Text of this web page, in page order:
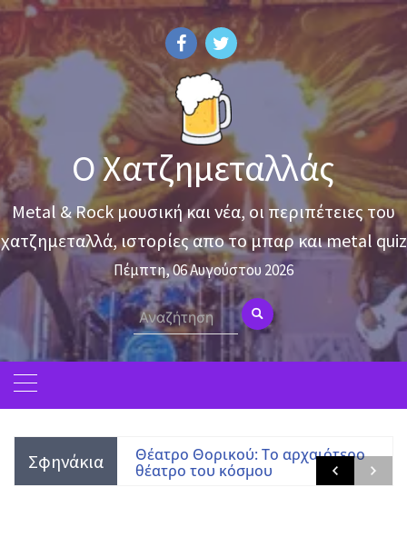
Skip
content
Ο Χατζημεταλλάς
Metal & Rock μουσική και νέα, οι περιπέτειες του
χατζημεταλλά, ιστορίες απο το μπαρ και metal quiz
Πέμπτη, 06 Αυγούστου 2026
Search
for:
Σφηνάκια
των
Θέατρο Θορικού: Το αρχαιότερο
θέατρο του κόσμου